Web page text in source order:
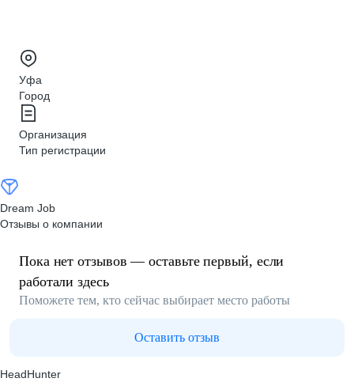
Уфа
Город
Организация
Тип регистрации
Dream Job
Отзывы о компании
Пока нет отзывов — оставьте первый, если
работали здесь
Поможете тем, кто сейчас выбирает место работы
Оставить отзыв
HeadHunter